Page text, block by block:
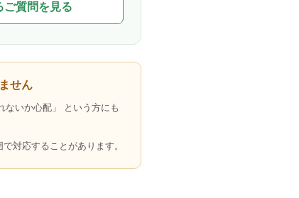
ご質問を見る
せん
ないか心配」 という方にも
対応することがあります。